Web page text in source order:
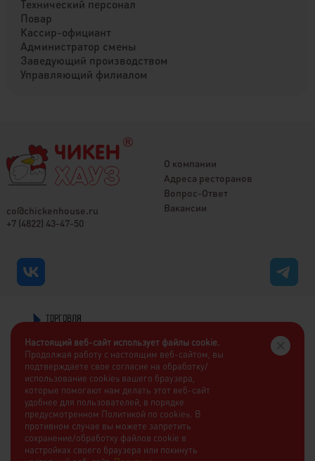
Технический персонал
Повар
Кассир-официант
Администратор смены
Заведующий производством
Управляющий филиалом
co@chickenhouse.ru
+7 (4822) 43-47-50
О компании
Адреса ресторанов
Вопрос-Ответ
Вакансии
Настоящий веб-сайт использует файлы cookie.
Продолжая работу с настоящим веб-сайтом, вы
подтверждаете свое согласие на обработку/
использование cookies вашего браузера,
которые помогают нам делать этот веб-сайт
удобнее для пользователей, в порядке
предусмотренном Политикой по cookies. В
противном случае вы можете запретить
сохранение/обработку файлов cookie в
настройках своего браузера или покинуть